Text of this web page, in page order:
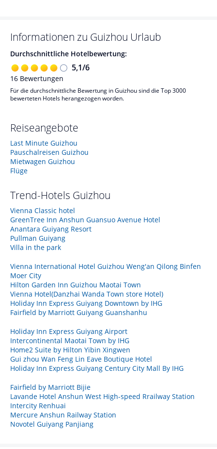
Informationen zu Guizhou Urlaub
Durchschnittliche Hotelbewertung:
5,1/6
16 Bewertungen
Für die durchschnittliche Bewertung in Guizhou sind die Top 3000
bewerteten Hotels herangezogen worden.
Reiseangebote
Last Minute Guizhou
Pauschalreisen Guizhou
Mietwagen Guizhou
Flüge
Trend-Hotels Guizhou
Vienna Classic hotel
GreenTree Inn Anshun Guansuo Avenue Hotel
Anantara Guiyang Resort
Pullman Guiyang
Villa in the park
Vienna International Hotel Guizhou Weng'an Qilong Binfen
Moer City
Hilton Garden Inn Guizhou Maotai Town
Vienna Hotel(Danzhai Wanda Town store Hotel)
Holiday Inn Express Guiyang Downtown by IHG
Fairfield by Marriott Guiyang Guanshanhu
Holiday Inn Express Guiyang Airport
Intercontinental Maotai Town by IHG
Home2 Suite by Hilton Yibin Xingwen
Gui zhou Wan Feng Lin Eave Boutique Hotel
Holiday Inn Express Guiyang Century City Mall By IHG
Fairfield by Marriott Bijie
Lavande Hotel Anshun West High-speed Rrailway Station
Intercity Renhuai
Mercure Anshun Railway Station
Novotel Guiyang Panjiang